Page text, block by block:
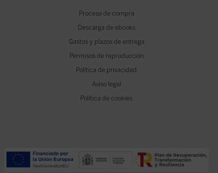
Proceso de compra
Descarga de ebooks
Gastos y plazos de entrega
Permisos de reproducción
Política de privacidad
Aviso legal
Política de cookies